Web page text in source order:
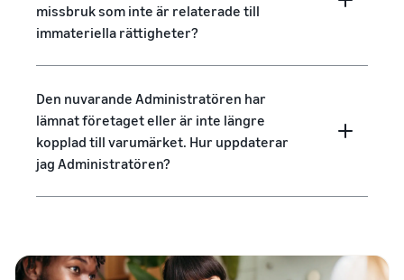
missbruk som inte är relaterade till
immateriella rättigheter?
Den nuvarande Administratören har
lämnat företaget eller är inte längre
kopplad till varumärket. Hur uppdaterar
jag Administratören?